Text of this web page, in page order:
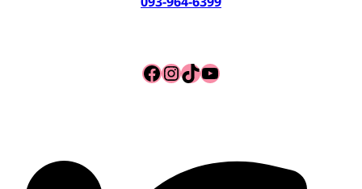
Facebook
Instagram
TikTok
YouTube